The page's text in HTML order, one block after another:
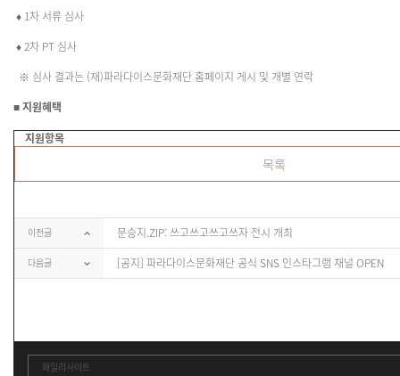
♦ 1차 서류 심사
♦ 2차 PT 심사
※ 심사 결과는 (재)파라다이스문화재단 홈페이지 게시 및 개별 연락
■ 지원혜택
지원항목
목록
이전글 문승지.ZIP: 쓰고쓰고쓰고쓰자 전시 개최
다음글 [공지] 파라다이스문화재단 공식 SNS 인스타그램 채널 OPEN
패밀리사이트